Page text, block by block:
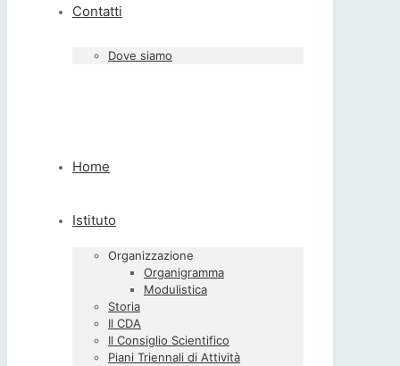
Contatti
Dove siamo
Home
Istituto
Organizzazione
Organigramma
Modulistica
Storia
Il CDA
Il Consiglio Scientifico
Piani Triennali di Attività